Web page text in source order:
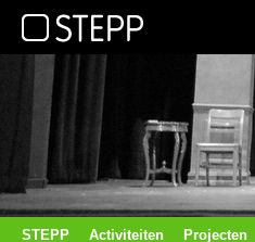
STEPP Activiteiten Projecten